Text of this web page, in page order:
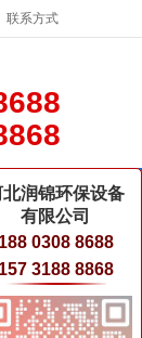
联系方式
北润锦环保设备
有限公司
188 0308 8688
157 3188 8868